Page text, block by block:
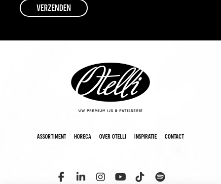
assortiment horeca over otelli inspiratie contact